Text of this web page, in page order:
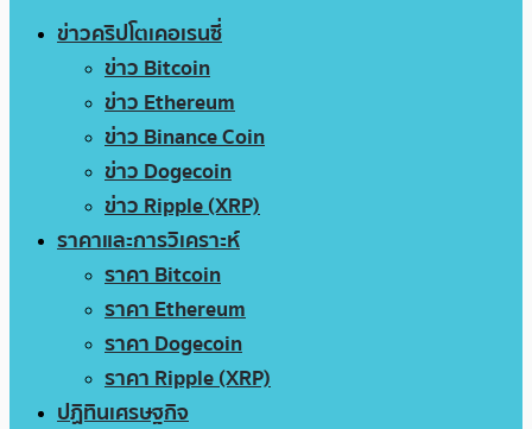
ข่าวคริปโตเคอเรนซี่
ข่าว Bitcoin
ข่าว Ethereum
ข่าว Binance Coin
ข่าว Dogecoin
ข่าว Ripple (XRP)
ราคาและการวิเคราะห์
ราคา Bitcoin
ราคา Ethereum
ราคา Dogecoin
ราคา Ripple (XRP)
ปฏิทินเศรษฐกิจ